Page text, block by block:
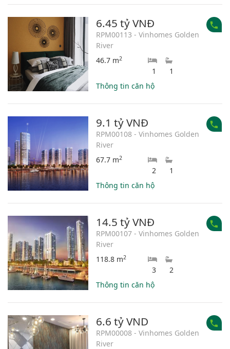
6.45 tỷ VNĐ
RPM00113 - Vinhomes Golden
River
46.7 m2
1
1
Thông tin căn hộ
9.1 tỷ VNĐ
RPM00108 - Vinhomes Golden
River
67.7 m2
2
1
Thông tin căn hộ
14.5 tỷ VNĐ
RPM00107 - Vinhomes Golden
River
118.8 m2
3
2
Thông tin căn hộ
6.6 tỷ VND
RPM00008 - Vinhomes Golden
River